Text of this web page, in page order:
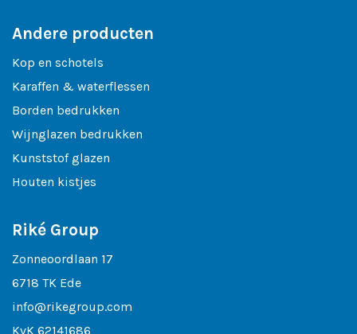
Andere producten
Kop en schotels
Karaffen & waterflessen
Borden bedrukken
Wijnglazen bedrukken
Kunststof glazen
Houten kistjes
Riké Group
Zonneoordlaan 17
6718 TK Ede
info@rikegroup.com
KvK 62141686